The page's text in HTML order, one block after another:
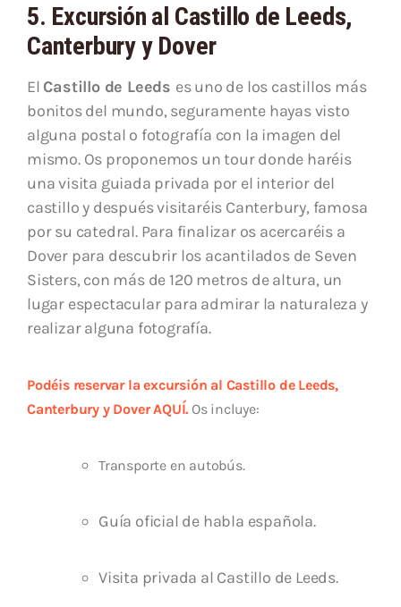
5. Excursión al Castillo de Leeds,
Canterbury y Dover
El Castillo de Leeds es uno de los castillos más
bonitos del mundo, seguramente hayas visto
alguna postal o fotografía con la imagen del
mismo. Os proponemos un tour donde haréis
una visita guiada privada por el interior del
castillo y después visitaréis Canterbury, famosa
por su catedral. Para finalizar os acercaréis a
Dover para descubrir los acantilados de Seven
Sisters, con más de 120 metros de altura, un
lugar espectacular para admirar la naturaleza y
realizar alguna fotografía.
Podéis reservar la excursión al Castillo de Leeds,
Canterbury y Dover AQUÍ. Os incluye:
Transporte en autobús.
Guía oficial de habla española.
Visita privada al Castillo de Leeds.